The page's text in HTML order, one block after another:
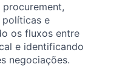
políticas e
os fluxos entre
e identificando
negociações.